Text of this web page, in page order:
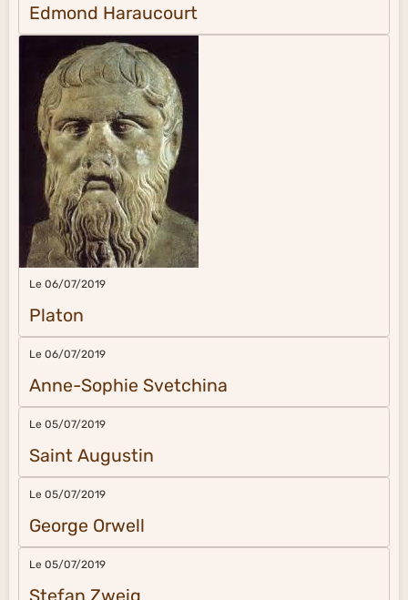
Edmond Haraucourt
Le 06/07/2019
Platon
Le 06/07/2019
Anne-Sophie Svetchina
Le 05/07/2019
Saint Augustin
Le 05/07/2019
George Orwell
Le 05/07/2019